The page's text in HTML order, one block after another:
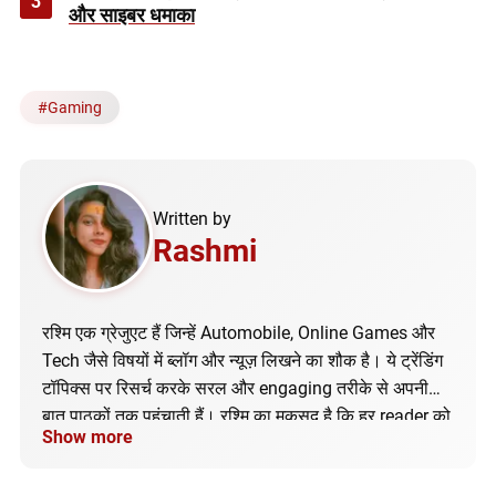
और साइबर धमाका
#Gaming
Written by
Rashmi
रश्मि एक ग्रेजुएट हैं जिन्हें Automobile, Online Games और
Tech जैसे विषयों में ब्लॉग और न्यूज़ लिखने का शौक है। ये ट्रेंडिंग
टॉपिक्स पर रिसर्च करके सरल और engaging तरीके से अपनी
बात पाठकों तक पहुंचाती हैं। रश्मि का मकसद है कि हर reader को
सही और अपडेटेड जानकारी मिले।
Show more